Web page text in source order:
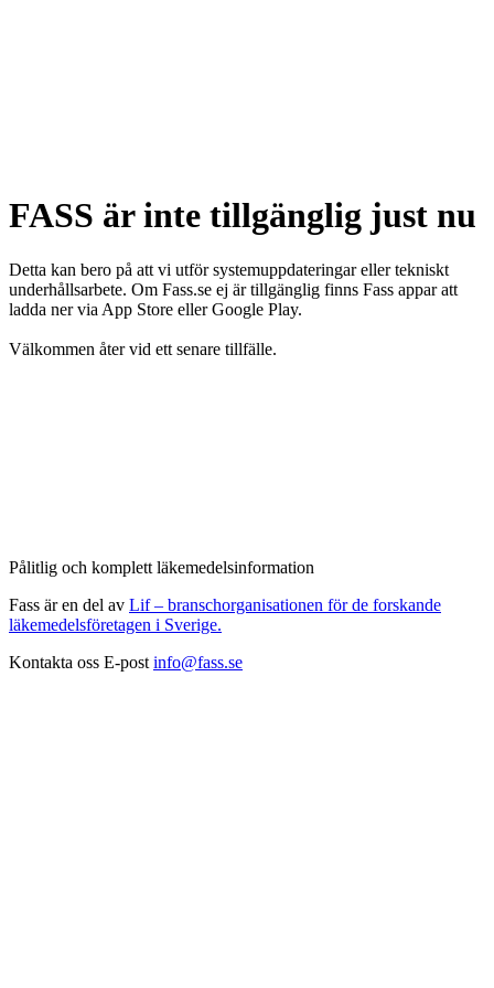
FASS är inte tillgänglig just nu
Detta kan bero på att vi utför systemuppdateringar eller tekniskt
underhållsarbete. Om Fass.se ej är tillgänglig finns Fass appar att
ladda ner via App Store eller Google Play.
Välkommen åter vid ett senare tillfälle.
Pålitlig och komplett läkemedelsinformation
Fass är en del av Lif – branschorganisationen för de forskande
läkemedelsföretagen i Sverige.
Kontakta oss E-post info@fass.se